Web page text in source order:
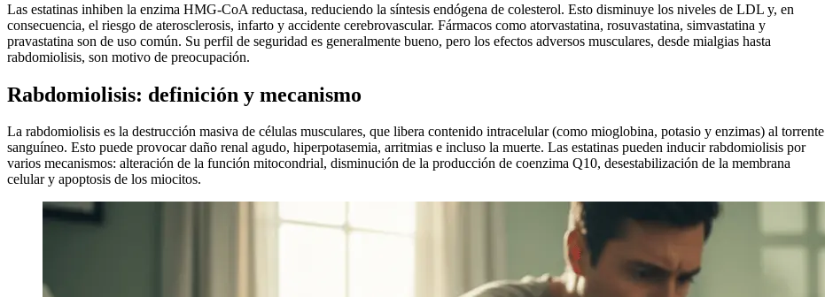
Las estatinas inhiben la enzima HMG-CoA reductasa, reduciendo la síntesis endógena de colesterol. Esto disminuye los niveles de LDL y, en
consecuencia, el riesgo de aterosclerosis, infarto y accidente cerebrovascular. Fármacos como atorvastatina, rosuvastatina, simvastatina y
pravastatina son de uso común. Su perfil de seguridad es generalmente bueno, pero los efectos adversos musculares, desde mialgias hasta
rabdomiolisis, son motivo de preocupación.
Rabdomiolisis: definición y mecanismo
La rabdomiolisis es la destrucción masiva de células musculares, que libera contenido intracelular (como mioglobina, potasio y enzimas) al torrente
sanguíneo. Esto puede provocar daño renal agudo, hiperpotasemia, arritmias e incluso la muerte. Las estatinas pueden inducir rabdomiolisis por
varios mecanismos: alteración de la función mitocondrial, disminución de la producción de coenzima Q10, desestabilización de la membrana
celular y apoptosis de los miocitos.